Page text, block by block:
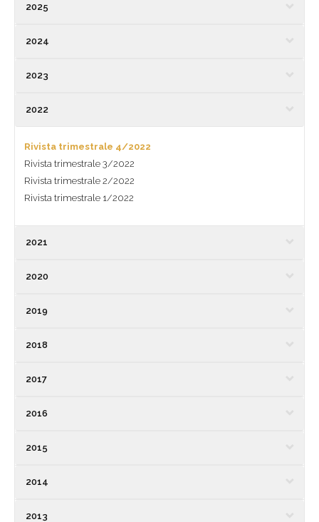
2025
2024
2023
2022
Rivista trimestrale 4/2022
Rivista trimestrale 3/2022
Rivista trimestrale 2/2022
Rivista trimestrale 1/2022
2021
2020
2019
2018
2017
2016
2015
2014
2013